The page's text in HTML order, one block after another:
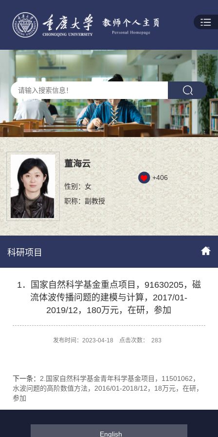
董海云
性别：女
职称：副教授
+406
科研项目
1．国家自然科学基金重点项目，91630205，磁
流体波传播问题的建模与计算，2017/01-
2019/12，180万元，在研，参加
发布时间：2023-04-18 点击次数： 283
下一条： 2.国家自然科学基金青年科学基金项目，11501062，
水波问题的高阶数值方法，2016/01-2018/12，18万元，在研，
参加
English